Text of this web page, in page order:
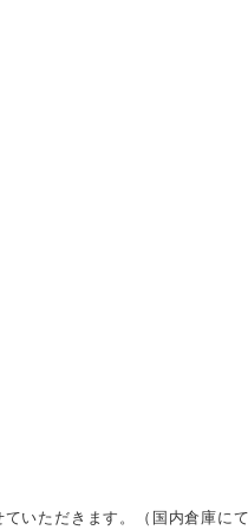
いただきます。（国内倉庫に